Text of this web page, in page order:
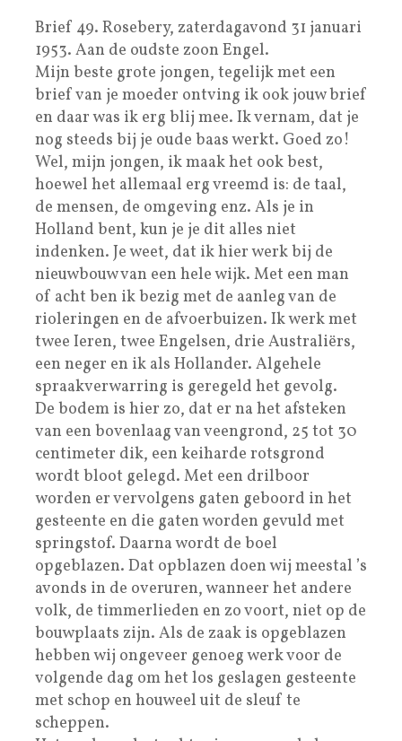
Brief 49. Rosebery, zaterdagavond 31 januari
1953. Aan de oudste zoon Engel.
Mijn beste grote jongen, tegelijk met een
brief van je moeder ontving ik ook jouw brief
en daar was ik erg blij mee. Ik vernam, dat je
nog steeds bij je oude baas werkt. Goed zo!
Wel, mijn jongen, ik maak het ook best,
hoewel het allemaal erg vreemd is: de taal,
de mensen, de omgeving enz. Als je in
Holland bent, kun je je dit alles niet
indenken. Je weet, dat ik hier werk bij de
nieuwbouw van een hele wijk. Met een man
of acht ben ik bezig met de aanleg van de
rioleringen en de afvoerbuizen. Ik werk met
twee Ieren, twee Engelsen, drie Australiërs,
een neger en ik als Hollander. Algehele
spraakverwarring is geregeld het gevolg.
De bodem is hier zo, dat er na het afsteken
van een bovenlaag van veengrond, 25 tot 30
centimeter dik, een keiharde rotsgrond
wordt bloot gelegd. Met een drilboor
worden er vervolgens gaten geboord in het
gesteente en die gaten worden gevuld met
springstof. Daarna wordt de boel
opgeblazen. Dat opblazen doen wij meestal ’s
avonds in de overuren, wanneer het andere
volk, de timmerlieden en zo voort, niet op de
bouwplaats zijn. Als de zaak is opgeblazen
hebben wij ongeveer genoeg werk voor de
volgende dag om het los geslagen gesteente
met schop en houweel uit de sleuf te
scheppen.